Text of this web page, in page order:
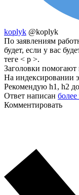
koplyk @koplyk
По заявлениям
будет, если у вас
теге < p >.
Заголовки помогают
На индексировании
Рекомендую h1, h2
Ответ написан более
Комментировать